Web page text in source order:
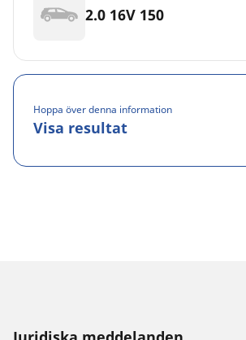
2.0 16V 150
Hoppa över denna information
Visa resultat